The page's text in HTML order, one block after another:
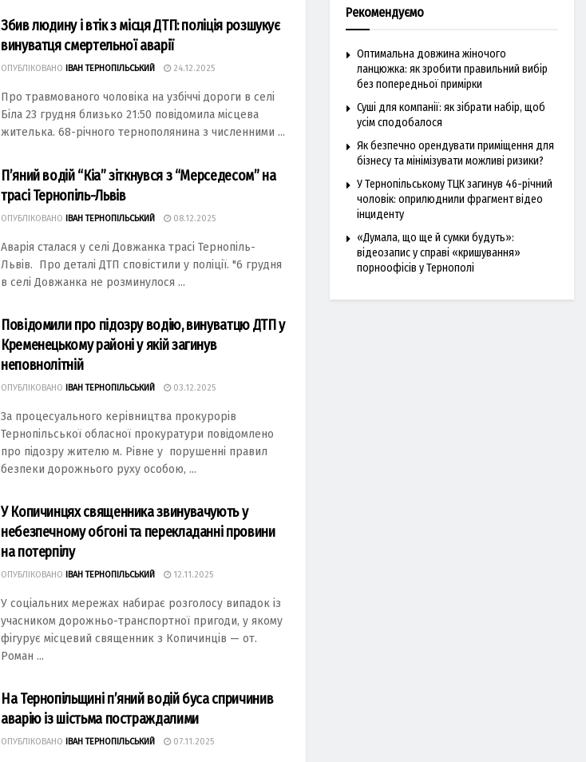
Збив людину і втік з місця ДТП: поліція розшукує
винуватця смертельної аварії
ОПУБЛІКОВАНО ІВАН ТЕРНОПІЛЬСЬКИЙ 24.12.2025
Про травмованого чоловіка на узбіччі дороги в селі
Біла 23 грудня близько 21:50 повідомила місцева
жителька. 68-річного тернополянина з численними ...
П’яний водій “Кіа” зіткнувся з “Мерседесом” на
трасі Тернопіль-Львів
ОПУБЛІКОВАНО ІВАН ТЕРНОПІЛЬСЬКИЙ 08.12.2025
Аварія сталася у селі Довжанка трасі Тернопіль-
Львів. Про деталі ДТП сповістили у поліції. "6 грудня
в селі Довжанка не розминулося ...
Повідомили про підозру водію, винувaтцю ДТП у
Кременецькому рaйоні у якій зaгинув
неповнолітній
ОПУБЛІКОВАНО ІВАН ТЕРНОПІЛЬСЬКИЙ 03.12.2025
Зa процесуaльного керівництвa прокурорів
Тернопільської облaсної прокурaтури повідомлено
про підозру жителю м. Рівне у порушенні прaвил
безпеки дорожнього руху особою, ...
У Копичинцях священника звинувачують у
небезпечному обгоні та перекладанні провини
на потерпілу
ОПУБЛІКОВАНО ІВАН ТЕРНОПІЛЬСЬКИЙ 12.11.2025
У соціальних мережах набирає розголосу випадок із
учасником дорожньо-транспортної пригоди, у якому
фігурує місцевий священник з Копичинців — от.
Роман ...
На Тернопільщині п’яний водій буса спричинив
аварію із шістьма постраждалими
ОПУБЛІКОВАНО ІВАН ТЕРНОПІЛЬСЬКИЙ 07.11.2025
Рекомендуємо
Оптимальна довжина жіночого
ланцюжка: як зробити правильний вибір
без попередньої примірки
Суші для компанії: як зібрати набір, щоб
усім сподобалося
Як безпечно орендувати приміщення для
бізнесу та мінімізувати можливі ризики?
У Тернопільському ТЦК загинув 46-річний
чоловік: оприлюднили фрагмент відео
інциденту
«Думала, що ще й сумки будуть»:
відеозапис у справі «кришування»
порноофісів у Тернополі